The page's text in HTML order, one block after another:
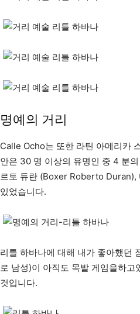
명예의 거리
Calle Ocho는 또한 라틴 아메리카
안은 30 명 이상의 유명인 중 4 분
르토 듀란 (Boxer Roberto Duran),
있었습니다.
리틀 하바나에 대해 내가 좋아했던
로 남성)이 아직도 목발 게임을하
것입니다.